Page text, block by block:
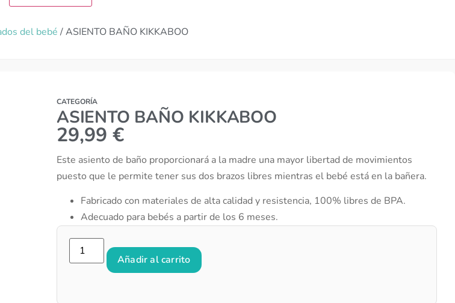
del bebé / ASIENTO BAÑO KIKKABOO
CATEGORÍA
ASIENTO BAÑO KIKKABOO
29,99 €
Este asiento de baño proporcionará a la madre una mayor libertad de movimientos
puesto que le permite tener sus dos brazos libres mientras el bebé está en la bañera.
Fabricado con materiales de alta calidad y resistencia, 100% libres de BPA.
Adecuado para bebés a partir de los 6 meses.
Añadir al carrito